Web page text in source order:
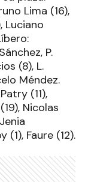
Lima (16),
Luciano
P.
(8), L.
Méndez.
(11),
Nicolas
Faure (12).